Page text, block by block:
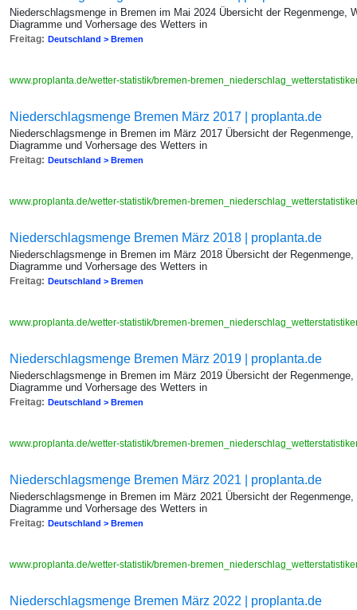
Niederschlagsmenge in Bremen im Mai 2024 Übersicht der Regenmenge,
Diagramme und Vorhersage des Wetters in
Freitag: Deutschland > Bremen
www.proplanta.de/wetter-statistik/bremen-
Niederschlagsmenge Bremen März 2017 | proplanta.de
Niederschlagsmenge in Bremen im März 2017 Übersicht der
Diagramme und Vorhersage des Wetters in
Freitag: Deutschland > Bremen
www.proplanta.de/wetter-statistik/bremen-
Niederschlagsmenge Bremen März 2018 | proplanta.de
Niederschlagsmenge in Bremen im März 2018 Übersicht der
Diagramme und Vorhersage des Wetters in
Freitag: Deutschland > Bremen
www.proplanta.de/wetter-statistik/bremen-
Niederschlagsmenge Bremen März 2019 | proplanta.de
Niederschlagsmenge in Bremen im März 2019 Übersicht der
Diagramme und Vorhersage des Wetters in
Freitag: Deutschland > Bremen
www.proplanta.de/wetter-statistik/bremen-
Niederschlagsmenge Bremen März 2021 | proplanta.de
Niederschlagsmenge in Bremen im März 2021 Übersicht der
Diagramme und Vorhersage des Wetters in
Freitag: Deutschland > Bremen
www.proplanta.de/wetter-statistik/bremen-
Niederschlagsmenge Bremen März 2022 | proplanta.de